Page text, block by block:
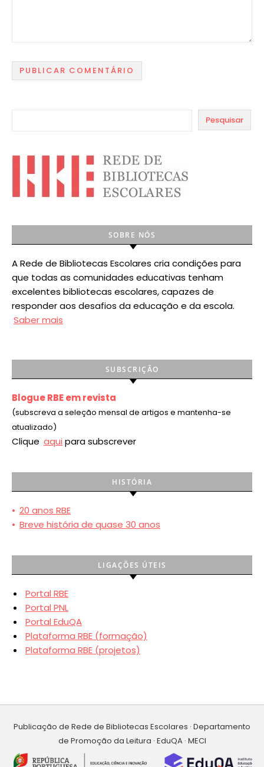
Pesquisar
SOBRE NÓS
A Rede de Bibliotecas Escolares cria condições para
que todas as comunidades educativas tenham
excelentes bibliotecas escolares, capazes de
responder aos desafios da educação e da escola.
Saber mais
SUBSCRIÇÃO
Blogue RBE em revista
(subscreva a seleção mensal de artigos e mantenha-se
atualizado)
Clique aqui para subscrever
HISTÓRIA
• 20 anos RBE
• Breve história de quase 30 anos
LIGAÇÕES ÚTEIS
Portal RBE
Portal PNL
Portal EduQA
Plataforma RBE (formação)
Plataforma RBE (projetos)
Publicação de Rede de Bibliotecas Escolares · Departamento
de Promoção da Leitura · EduQA · MECI